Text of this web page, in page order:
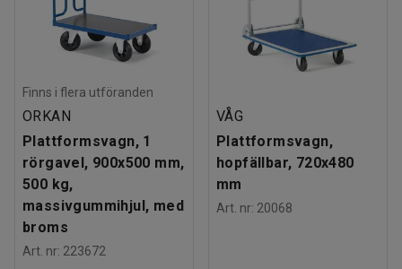
Finns i flera utföranden
ORKAN
Plattformsvagn, 1
rörgavel, 900x500 mm,
500 kg,
massivgummihjul, med
broms
Art. nr: 223672
VÅG
Plattformsvagn,
hopfällbar, 720x480
mm
Art. nr: 20068